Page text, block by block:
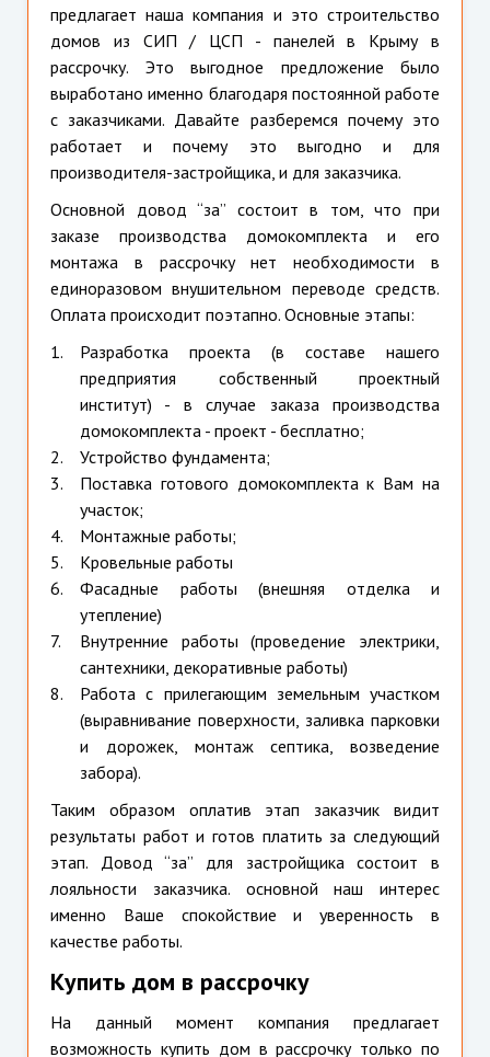
предлагает наша компания и это строительство
домов из СИП / ЦСП - панелей в Крыму в
рассрочку. Это выгодное предложение было
выработано именно благодаря постоянной работе
с заказчиками. Давайте разберемся почему это
работает и почему это выгодно и для
производителя-застройщика, и для заказчика.
Основной довод “за” состоит в том, что при
заказе производства домокомплекта и его
монтажа в рассрочку нет необходимости в
единоразовом внушительном переводе средств.
Оплата происходит поэтапно. Основные этапы:
Разработка проекта (в составе нашего
предприятия собственный проектный
институт) - в случае заказа производства
домокомплекта - проект - бесплатно;
Устройство фундамента;
Поставка готового домокомплекта к Вам на
участок;
Монтажные работы;
Кровельные работы
Фасадные работы (внешняя отделка и
утепление)
Внутренние работы (проведение электрики,
сантехники, декоративные работы)
Работа с прилегающим земельным участком
(выравнивание поверхности, заливка парковки
и дорожек, монтаж септика, возведение
забора).
Таким образом оплатив этап заказчик видит
результаты работ и готов платить за следующий
этап. Довод “за” для застройщика состоит в
лояльности заказчика. основной наш интерес
именно Ваше спокойствие и уверенность в
качестве работы.
Купить дом в рассрочку
На данный момент компания предлагает
возможность купить дом в рассрочку только по